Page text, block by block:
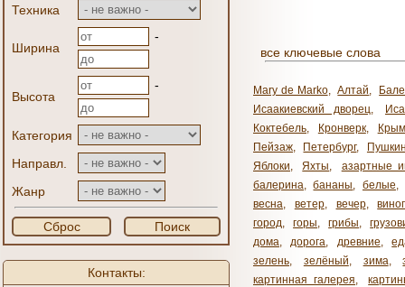
Техника
Ширина
-
Высота
-
Категория
Направл.
Жанр
Сброс Поиск
Контакты:
все ключевые слова
Mary de Marko, Алтай,
Исаакиевский дворец,
Коктебель, Кронверк,
Крым
Пейзаж, Петербург,
Яблоки, Яхты,
азартные
балерина, бананы, белые,
весна, ветер, вечер,
город, горы, грибы,
дома, дорога, древние,
зелень, зелёный, зима,
картинная галерея,